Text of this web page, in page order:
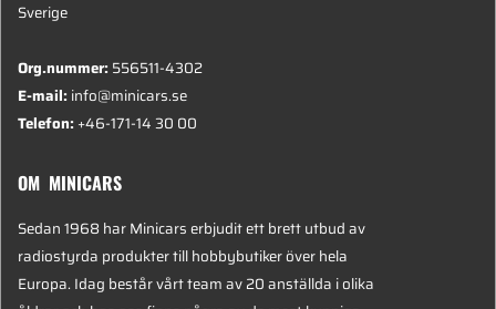
Sverige
Org.nummer:556511-4302
E-mail:info@minicars.se
Telefon:+46-171-14 30 00
OM MINICARS
Sedan 1968 har Minicars erbjudit ett brett utbud av
radiostyrda produkter till hobbybutiker över hela
Europa. Idag består vårt team av 20 anställda i olika